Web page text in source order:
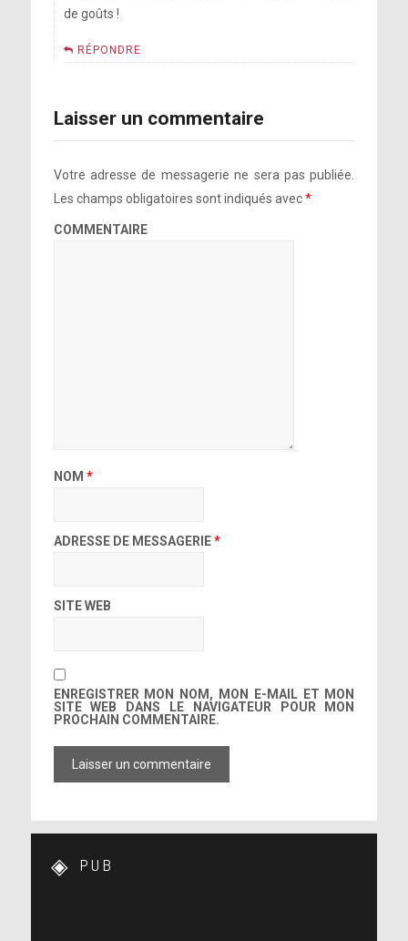
de goûts !
RÉPONDRE
Laisser un commentaire
Votre adresse de messagerie ne sera pas publiée.
Les champs obligatoires sont indiqués avec*
COMMENTAIRE
NOM *
ADRESSE DE MESSAGERIE*
SITE WEB
ENREGISTRER MON NOM, MON E-MAIL ET MON
SITE WEB DANS LE NAVIGATEUR POUR MON
PROCHAIN COMMENTAIRE.
PUB